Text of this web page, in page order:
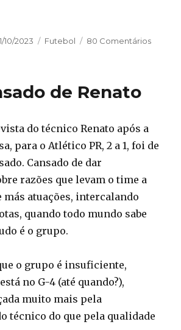
10/2023 Categorias
Futebol 80 Comentários
de Renato
do técnico Renato após a
para o Atlético PR, 2 a 1, foi de
Cansado de dar
razões que levam o time a
más atuações, intercalando
quando todo mundo sabe
é o grupo.
o grupo é insuficiente,
no G-4 (até quando?),
muito mais pela
técnico do que pela qualidade